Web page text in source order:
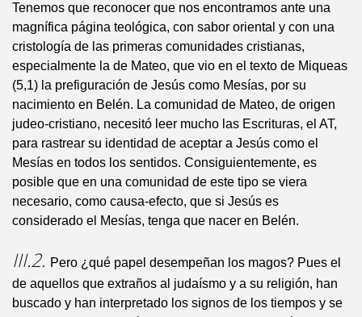
Tenemos que reconocer que nos encontramos ante una
magnífica página teológica, con sabor oriental y con una
cristología de las primeras comunidades cristianas,
especialmente la de Mateo, que vio en el texto de Miqueas
(5,1) la prefiguración de Jesús como Mesías, por su
nacimiento en Belén. La comunidad de Mateo, de origen
judeo-cristiano, necesitó leer mucho las Escrituras, el AT,
para rastrear su identidad de aceptar a Jesús como el
Mesías en todos los sentidos. Consiguientemente, es
posible que en una comunidad de este tipo se viera
necesario, como causa-efecto, que si Jesús es
considerado el Mesías, tenga que nacer en Belén.
III.2. Pero ¿qué papel desempeñan los magos? Pues el
de aquellos que extraños al judaísmo y a su religión, han
buscado y han interpretado los signos de los tiempos y se